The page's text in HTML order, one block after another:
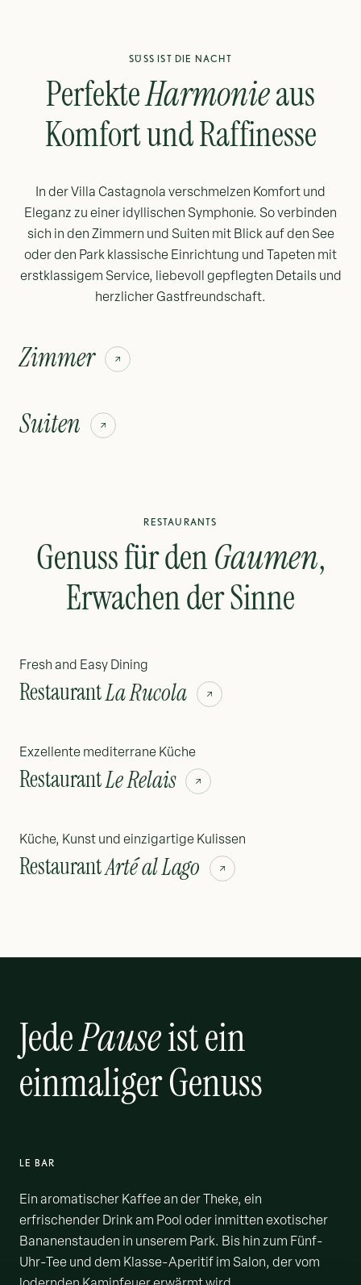
SÜSS IST DIE NACHT
PerfekteHarmonieaus
Komfort und Raffinesse
In der Villa Castagnola verschmelzen Komfort und
Eleganz zu einer idyllischen Symphonie. So verbinden
sich in den Zimmern und Suiten mit Blick auf den See
oder den Park klassische Einrichtung und Tapeten mit
erstklassigem Service, liebevoll gepflegten Details und
herzlicher Gastfreundschaft.
Zimmer
Suiten
RESTAURANTS
Genuss für denGaumen,
Erwachen der Sinne
Fresh and Easy Dining
RestaurantLa Rucola
Exzellente mediterrane Küche
RestaurantLe Relais
Küche, Kunst und einzigartige Kulissen
RestaurantArté al Lago
JedePauseist ein
einmaliger Genuss
LE BAR
Ein aromatischer Kaffee an der Theke, ein
erfrischender Drink am Pool oder inmitten exotischer
Bananenstauden in unserem Park. Bis hin zum Fünf-
Uhr-Tee und dem Klasse-Aperitif im Salon, der vom